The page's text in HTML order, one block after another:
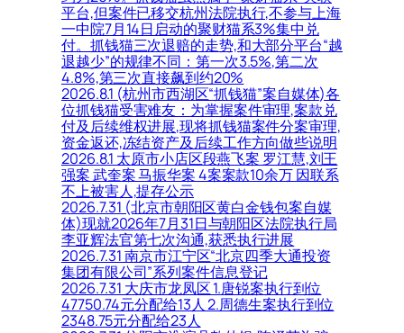
平台,但案件已移交杭州法院执行,不参与上海
一中院7月14日启动的聚财猫系3%集中兑
付。抓钱猫三次退赔的走势,和大部分平台“越
退越少”的规律不同：第一次3.5%,第二次
4.8%,第三次直接飙到约20%
2026.8.1 (杭州市西湖区“抓钱猫”案自媒体)各
位抓钱猫受害难友：为掌握案件审理,案款兑
付及后续维权进展,现将抓钱猫案件分案审理,
资金返还,冻结资产及后续工作方向做些说明
2026.8.1 太原市小店区段燕飞案 罗江慧,刘王
强案 武奎案 马振华案 4案案款10余万 因联系
不上被害人,提存公示
2026.7.31 (北京市朝阳区黄白金钱包案自媒
体)现就2026年7月31日与朝阳区法院执行局
李亚辉法官第七次沟通,获悉执行进展
2026.7.31 南京市江宁区“北京四季大通投资
集团有限公司”系列案件信息登记
2026.7.31 大庆市龙凤区 1.唐锐案执行到位
47750.74元分配给13人 2.周德生案执行到位
2348.75元分配给23人